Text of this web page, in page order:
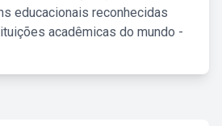
educacionais reconhecidas
acadêmicas do mundo -